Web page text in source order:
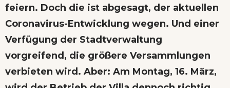
feiern. Doch die ist abgesagt, der aktuellen
Coronavirus-Entwicklung wegen. Und einer
Verfügung der Stadtverwaltung
vorgreifend, die größere Versammlungen
verbieten wird. Aber: Am Montag, 16. März,